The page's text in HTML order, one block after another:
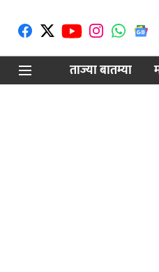
ताज्या बातम्या